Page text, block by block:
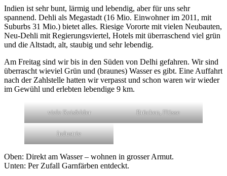
Indien ist sehr bunt, lärmig und lebendig, aber für uns sehr
spannend. Dehli als Megastadt (16 Mio. Einwohner im 2011, mit
Suburbs 31 Mio.) bietet alles. Riesige Vororte mit vielen Neubauten,
Neu-Dehli mit Regierungsviertel, Hotels mit überraschend viel grün
und die Altstadt, alt, staubig und sehr lebendig.
Am Freitag sind wir bis in den Süden von Delhi gefahren. Wir sind
überrascht wieviel Grün und (braunes) Wasser es gibt. Eine Auffahrt
nach der Zahlstelle hatten wir verpasst und schon waren wir wieder
im Gewühl und erlebten lebendige 9 km.
viele Reisfelder Brücken, Flüsse
Industrie
Oben: Direkt am Wasser – wohnen in grosser Armut.
Unten: Per Zufall Garnfärben entdeckt.